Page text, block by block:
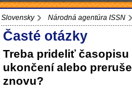
Slovensky Národná agentúra ISSN
Časté otázky
Treba prideliť časopisu
ukončení alebo
znovu?